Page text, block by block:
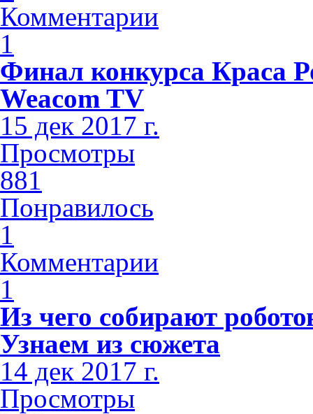
Комментарии
1
Финал конкурса Краса
Weacom TV
15 дек 2017 г.
Просмотры
881
Понравилось
1
Комментарии
1
Из чего собирают
Узнаем из сюжета
14 дек 2017 г.
Просмотры